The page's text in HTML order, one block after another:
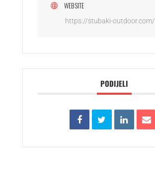
WEBSITE
https://stubaki-outdoor.com/
PODIJELI